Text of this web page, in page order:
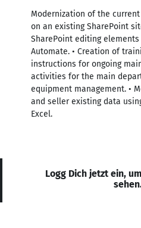
Modernization of the
on an existing SharePoint
SharePoint editing
Automate. • Creation of
instructions for ongoing
activities for the main
equipment management. •
and seller existing data
Excel.
Logg Dich jetzt ein,